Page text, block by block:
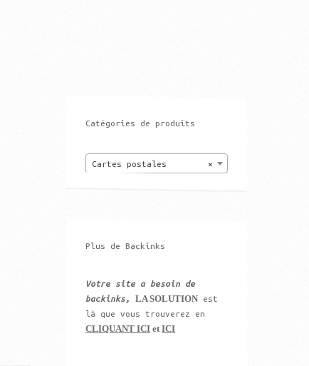
Catégories de produits
×
Cartes postales
Plus de Backinks
Votre site a besoin de
backinks,
LA SOLUTION est
là que vous trouverez en
CLIQUANT ICI et ICI